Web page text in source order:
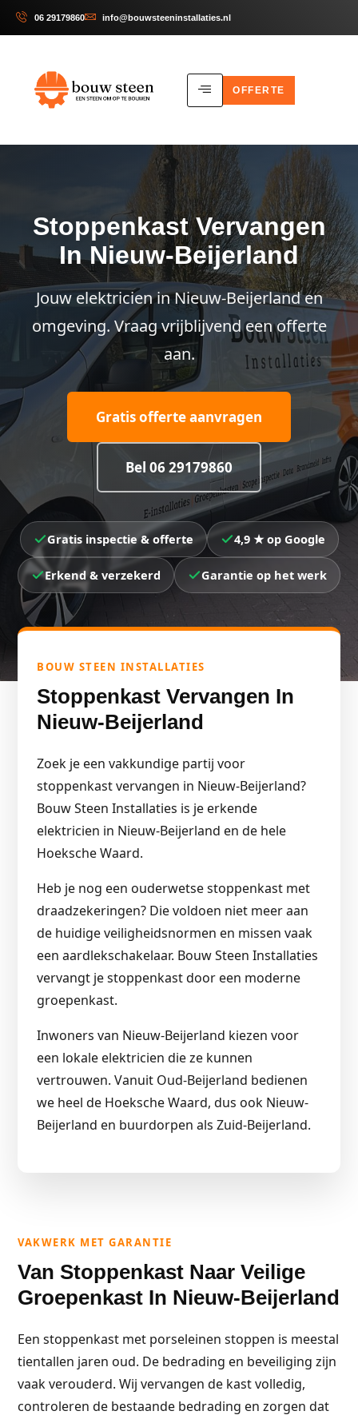
06 29179860 info@bouwsteeninstallaties.nl
OFFERTE
Stoppenkast Vervangen
In Nieuw-Beijerland
Jouw elektricien in Nieuw-Beijerland en
omgeving. Vraag vrijblijvend een offerte
aan.
Gratis offerte aanvragen
Bel 06 29179860
Gratis inspectie & offerte 4,9 ★ op Google
Erkend & verzekerd Garantie op het werk
BOUW STEEN INSTALLATIES
Stoppenkast Vervangen In
Nieuw-Beijerland
Zoek je een vakkundige partij voor
stoppenkast vervangen in Nieuw-Beijerland?
Bouw Steen Installaties is je erkende
elektricien in Nieuw-Beijerland en de hele
Hoeksche Waard.
Heb je nog een ouderwetse stoppenkast met
draadzekeringen? Die voldoen niet meer aan
de huidige veiligheidsnormen en missen vaak
een aardlekschakelaar. Bouw Steen Installaties
vervangt je stoppenkast door een moderne
groepenkast.
Inwoners van Nieuw-Beijerland kiezen voor
een lokale elektricien die ze kunnen
vertrouwen. Vanuit Oud-Beijerland bedienen
we heel de Hoeksche Waard, dus ook Nieuw-
Beijerland en buurdorpen als Zuid-Beijerland.
VAKWERK MET GARANTIE
Van Stoppenkast Naar Veilige
Groepenkast In Nieuw-Beijerland
Een stoppenkast met porseleinen stoppen is meestal
tientallen jaren oud. De bedrading en beveiliging zijn
vaak verouderd. Wij vervangen de kast volledig,
controleren de bestaande bedrading en zorgen dat